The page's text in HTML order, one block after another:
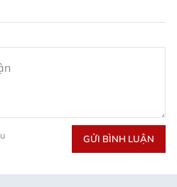
GỬI BÌNH LUẬN